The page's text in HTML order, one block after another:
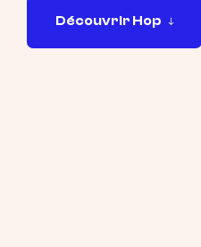
Découvrir Hop